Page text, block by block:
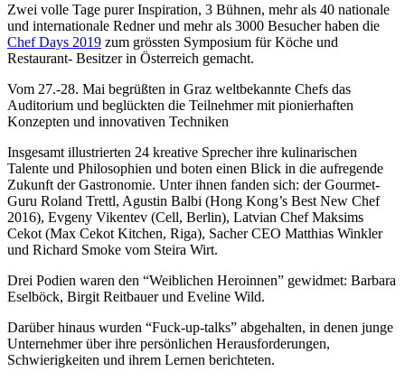
Zwei volle Tage purer Inspiration, 3 Bühnen, mehr als 40 nationale
und internationale Redner und mehr als 3000 Besucher haben die
Chef Days 2019 zum grössten Symposium für Köche und
Restaurant- Besitzer in Österreich gemacht.
Vom 27.-28. Mai begrüßten in Graz weltbekannte Chefs das
Auditorium und beglückten die Teilnehmer mit pionierhaften
Konzepten und innovativen Techniken
Insgesamt illustrierten 24 kreative Sprecher ihre kulinarischen
Talente und Philosophien und boten einen Blick in die aufregende
Zukunft der Gastronomie. Unter ihnen fanden sich: der Gourmet-
Guru Roland Trettl, Agustin Balbi (Hong Kong’s Best New Chef
2016), Evgeny Vikentev (Cell, Berlin), Latvian Chef Maksims
Cekot (Max Cekot Kitchen, Riga), Sacher CEO Matthias Winkler
und Richard Smoke vom Steira Wirt.
Drei Podien waren den “Weiblichen Heroinnen” gewidmet: Barbara
Eselböck, Birgit Reitbauer und Eveline Wild.
Darüber hinaus wurden “Fuck-up-talks” abgehalten, in denen junge
Unternehmer über ihre persönlichen Herausforderungen,
Schwierigkeiten und ihrem Lernen berichteten.